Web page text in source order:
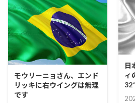
モウリーニョさん、エンド
リッキに右ウイングは無理
です
日
ィ
32